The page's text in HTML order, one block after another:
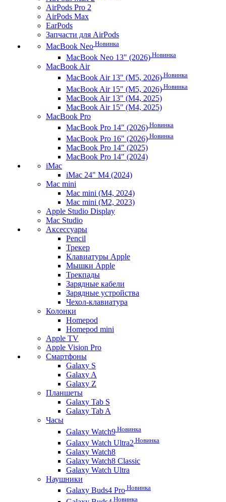
AirPods Pro 2
AirPods Max
EarPods
Запчасти для AirPods
MacBook Neo Новинка
MacBook Neo 13" (2026) Новинка
MacBook Air
MacBook Air 13" (M5, 2026) Новинка
MacBook Air 15" (M5, 2026) Новинка
MacBook Air 13" (M4, 2025)
MacBook Air 15" (M4, 2025)
MacBook Pro
MacBook Pro 14" (2026) Новинка
MacBook Pro 16" (2026) Новинка
MacBook Pro 14" (2025)
MacBook Pro 14" (2024)
iMac
iMac 24" M4 (2024)
Mac mini
Mac mini (M4, 2024)
Mac mini (M2, 2023)
Apple Studio Display
Mac Studio
Аксессуары
Pencil
Трекер
Клавиатуры Apple
Мышки Apple
Трекпады
Зарядные кабели
Зарядные устройства
Чехол-клавиатура
Колонки
Homepod
Homepod mini
Apple TV
Apple Vision Pro
Смартфоны
Galaxy S
Galaxy A
Galaxy Z
Планшеты
Galaxy Tab S
Galaxy Tab A
Часы
Galaxy Watch9 Новинка
Galaxy Watch Ultra2 Новинка
Galaxy Watch8
Galaxy Watch8 Classic
Galaxy Watch Ultra
Наушники
Galaxy Buds4 Pro Новинка
Новинка